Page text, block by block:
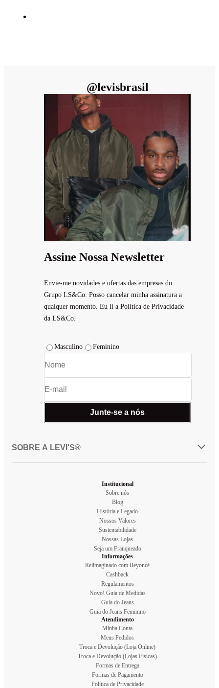
@levisbrasil
Assine Nossa Newsletter
Envie-me novidades e ofertas das empresas do
Grupo LS&Co. Posso cancelar minha assinatura a
qualquer momento. Eu li a Política de Privacidade
da LS&Co.
Masculino Feminino
Junte-se a nós
SOBRE A LEVI'S®
Institucional
Sobre nós
Blog
História e Legado
Nossos Valores
Sustentabilidade
Nossas Lojas
Seja um Franqueado
Informações
Reiimaginado com Beyoncé
Cashback
Regulamentos
Novo! Guia de Medidas
Guia do Jeans
Guia do Jeans Feminino
Atendimento
Minha Conta
Meus Pedidos
Troca e Devolução (Loja Online)
Troca e Devolução (Lojas Físicas)
Formas de Entrega
Formas de Pagamento
Política de Privacidade